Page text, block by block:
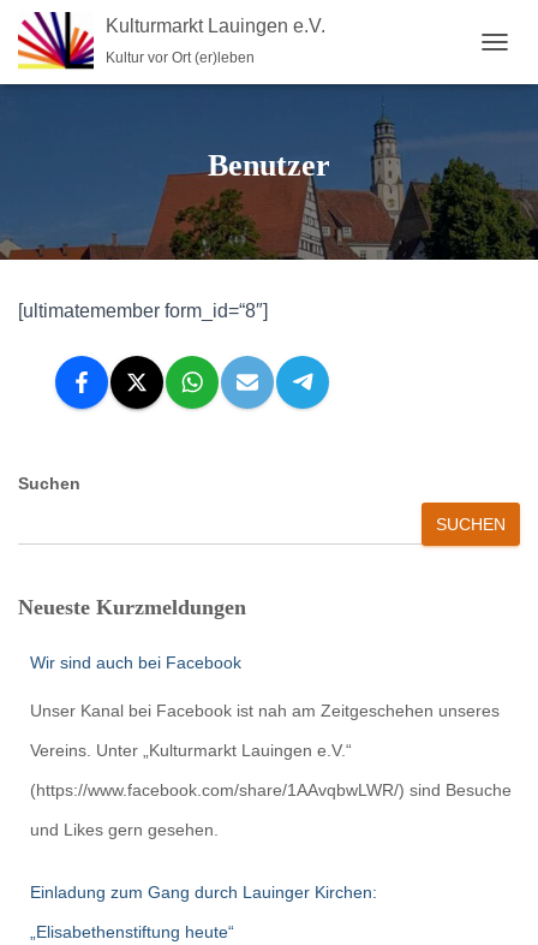
Kulturmarkt Lauingen e.V.
Kultur vor Ort (er)leben
A
A
T
I
O
Benutzer
[ultimatemember form_id=“8″]
Suchen
SUCHEN
Neueste Kurzmeldungen
Wir sind auch bei Facebook
Unser Kanal bei Facebook ist nah am Zeitgeschehen unseres
Vereins. Unter „Kulturmarkt Lauingen e.V.“
(https://www.facebook.com/share/1AAvqbwLWR/) sind Besuche
und Likes gern gesehen.
Einladung zum Gang durch Lauinger Kirchen:
„Elisabethenstiftung heute“